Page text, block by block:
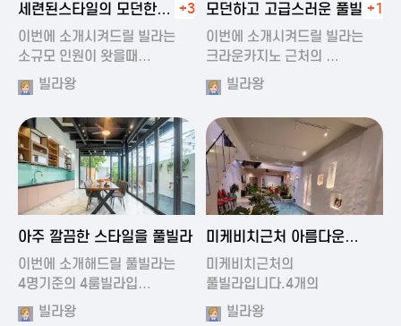
세련된스타일의 모던한
풀빌라
+3
이번에 소개시켜드릴 빌라는
소규모 인원이 왓을때…
빌라왕
모던하고 고급스러운 풀빌라+1
이번에 소개시켜드릴 빌라는
크라운카지노 근처의 …
빌라왕
2024-11-19 01:01
아주 깔끔한 스타일을 풀빌라
이번에 소개해드릴 풀빌라는
4명기준의 4룸빌라입…
빌라왕
2024-11-16 15:32
미케비치근처 아름다운
풀빌라
미케비치근처의
풀빌라입니다.4개의
아름다운방과…
빌라왕